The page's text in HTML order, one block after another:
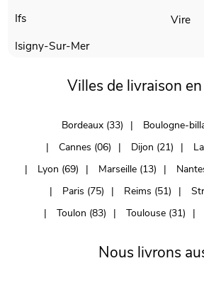
Ifs
Isigny-Sur-Mer
Vire
Villes de livraison
Bordeaux (33)
Boulogne-
Cannes (06)
Dijon (21)
Lyon (69)
Marseille (13)
Paris (75)
Reims (51)
Toulon (83)
Toulouse (31)
Nous livrons